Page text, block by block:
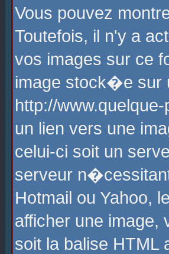
Vous pouvez
Toutefois, il n'y a
vos images sur ce
image stock�e sur
http://
un lien vers une
celui-ci soit un
serveur
Hotmail ou Yahoo,
afficher une image,
soit la balise